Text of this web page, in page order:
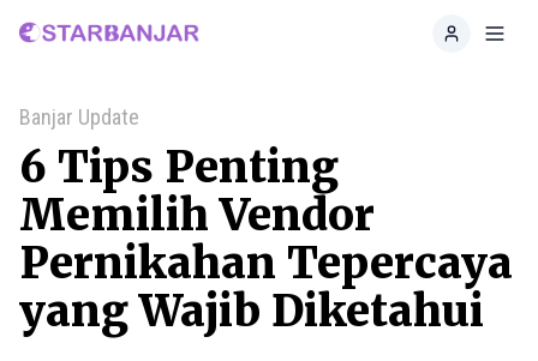
Home
Banjar Update
6 Tips Penting
Memilih Vendor
Pernikahan Tepercaya
yang Wajib Diketahui